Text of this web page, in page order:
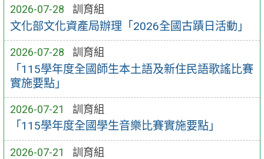
2026-07-28 訓育組
文化部文化資產局辦理「2026全國古蹟日活動」
2026-07-28 訓育組
「115學年度全國師生本土語及新住民語歌謠比賽
實施要點」
2026-07-21 訓育組
「115學年度全國學生音樂比賽實施要點」
2026-07-21 訓育組